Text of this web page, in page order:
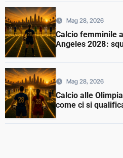
Mag 28, 2026
Calcio femminile
Angeles 2028:
Mag 28, 2026
Calcio alle
come ci si
maschile e